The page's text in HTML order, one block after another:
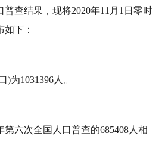
查结果，现将2020年11月1日零时
下：
为1031396人。
第六次全国人口普查的685408人相